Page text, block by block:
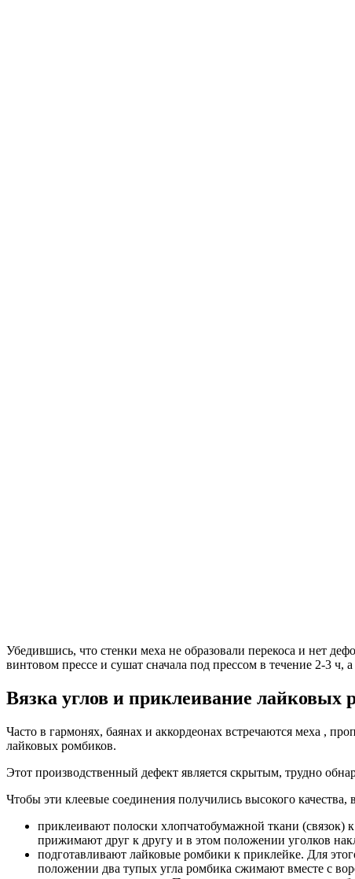
Убедившись, что стенки меха не образовали перекоса и нет
винтовом прессе и сушат сначала под прессом в течение 2-3 ч, a
Вязка углов и приклеивание лайковых
Часто в гармонях, баянах и аккордеонах встречаются меха ,
лайковых ромбиков.
Этот производственный дефект является скрытым, трудно
Чтобы эти клеевые соединения получились высокого
приклеивают полоски хлопчатобумажной ткани (связок)
прижимают друг к другу и в этом положении уголков
подготавливают лайковые ромбики к приклейке. Для
положении два тупых угла ромбика сжимают вместе c